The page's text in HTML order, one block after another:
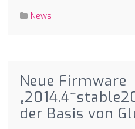
News
Neue Firmware
der Basis von